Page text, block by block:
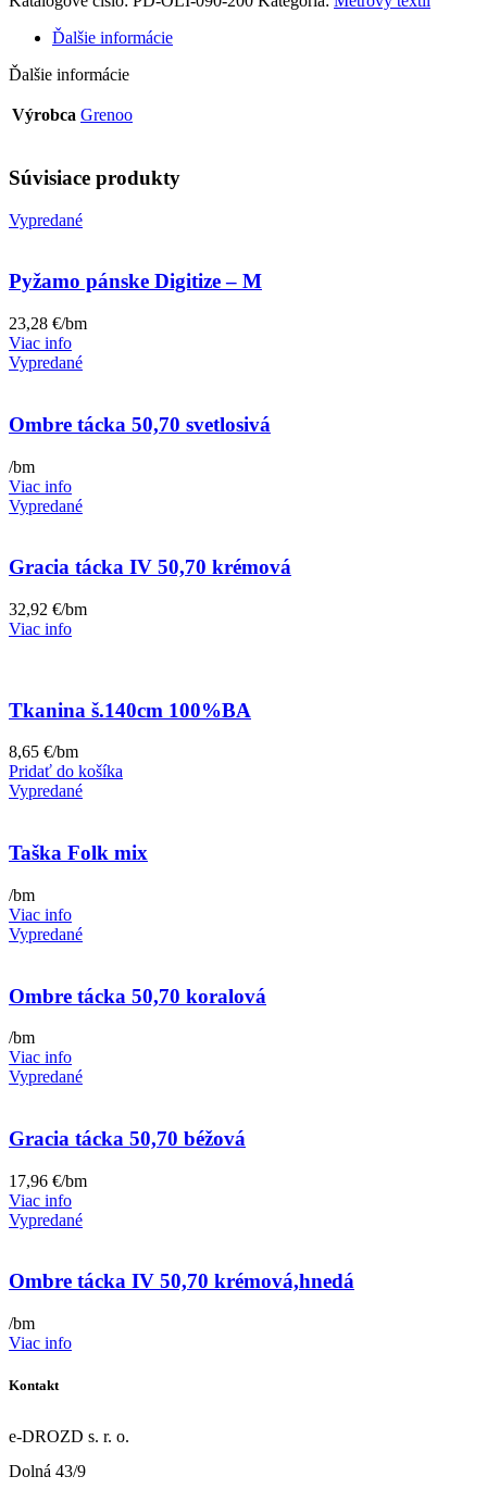
Ďalšie informácie
Ďalšie informácie
Výrobca Grenoo
Súvisiace produkty
Vypredané
Pyžamo pánske Digitize – M
23,28 €/bm
Viac info
Vypredané
Ombre tácka 50,70 svetlosivá
/bm
Viac info
Vypredané
Gracia tácka IV 50,70 krémová
32,92 €/bm
Viac info
Tkanina š.140cm 100%BA
8,65 €/bm
Pridať do košíka
Vypredané
Taška Folk mix
/bm
Viac info
Vypredané
Ombre tácka 50,70 koralová
/bm
Viac info
Vypredané
Gracia tácka 50,70 béžová
17,96 €/bm
Viac info
Vypredané
Ombre tácka IV 50,70 krémová,hnedá
/bm
Viac info
Kontakt
e-DROZD s. r. o.
Dolná 43/9